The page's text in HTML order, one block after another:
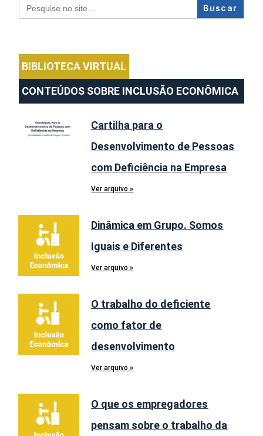
for:
BIBLIOTECA VIRTUAL
CONTEÚDOS SOBRE INCLUSÃO ECONÔMICA
Cartilha para o
Desenvolvimento de Pessoas
com Deficiência na Empresa
Ver arquivo »
Dinâmica em Grupo. Somos
Iguais e Diferentes
Ver arquivo »
O trabalho do deficiente
como fator de
desenvolvimento
Ver arquivo »
O que os empregadores
pensam sobre o trabalho da